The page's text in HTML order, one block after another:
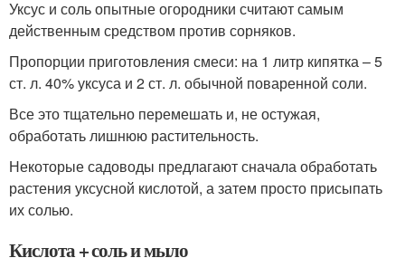
Уксус и соль опытные огородники считают самым
действенным средством против сорняков.
Пропорции приготовления смеси: на 1 литр кипятка – 5
ст. л. 40% уксуса и 2 ст. л. обычной поваренной соли.
Все это тщательно перемешать и, не остужая,
обработать лишнюю растительность.
Некоторые садоводы предлагают сначала обработать
растения уксусной кислотой, а затем просто присыпать
их солью.
Кислота + соль и мыло